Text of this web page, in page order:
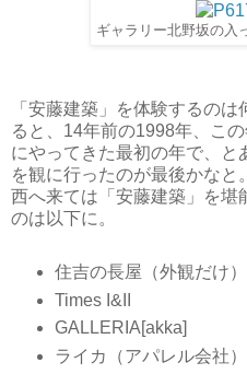
ギャラリー北野坂の入
「安藤建築」を体験するの
ると、14年前の1998年、こ
にやってきた最初の年で、
を観に行ったのが最後かなと
西へ来ては「安藤建築」を堪
のは以下に。
住吉の長屋（外観だけ）
Times I&II
GALLERIA[akka]
ライカ（アパレル会社